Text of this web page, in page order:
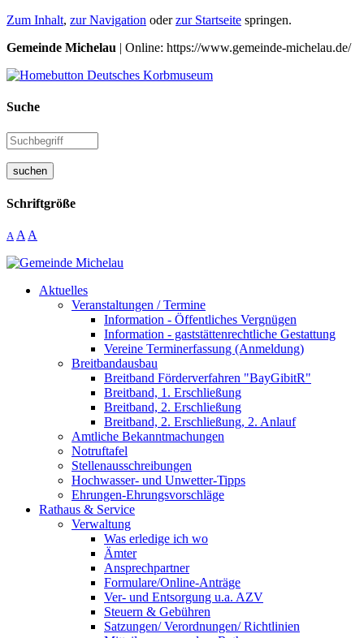
Zum Inhalt, zur Navigation oderzur Startseite springen.
Gemeinde Michelau | Online: https://www.gemeinde-michelau.de/
Suche
suchen
Schriftgröße
A A A
Aktuelles
Veranstaltungen / Termine
Information - Öffentliches Vergnügen
Information - gaststättenrechtliche Gestattung
Vereine Terminerfassung (Anmeldung)
Breitbandausbau
Breitband Förderverfahren "BayGibitR"
Breitband, 1. Erschließung
Breitband, 2. Erschließung
Breitband, 2. Erschließung, 2. Anlauf
Amtliche Bekanntmachungen
Notruftafel
Stellenausschreibungen
Hochwasser- und Unwetter-Tipps
Ehrungen-Ehrungsvorschläge
Rathaus & Service
Verwaltung
Was erledige ich wo
Ämter
Ansprechpartner
Formulare/Online-Anträge
Ver- und Entsorgung u.a. AZV
Steuern & Gebühren
Satzungen/ Verordnungen/ Richtlinien